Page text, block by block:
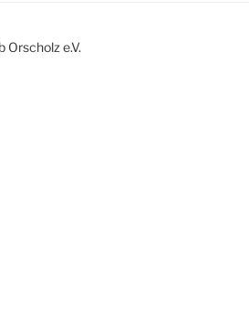
Orscholz e.V.